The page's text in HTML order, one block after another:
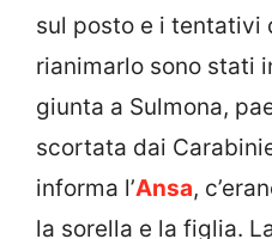
sul posto e i tentativi
rianimarlo sono stati
giunta a Sulmona,
scortata dai
informa l’Ansa,
la sorella e la figlia.